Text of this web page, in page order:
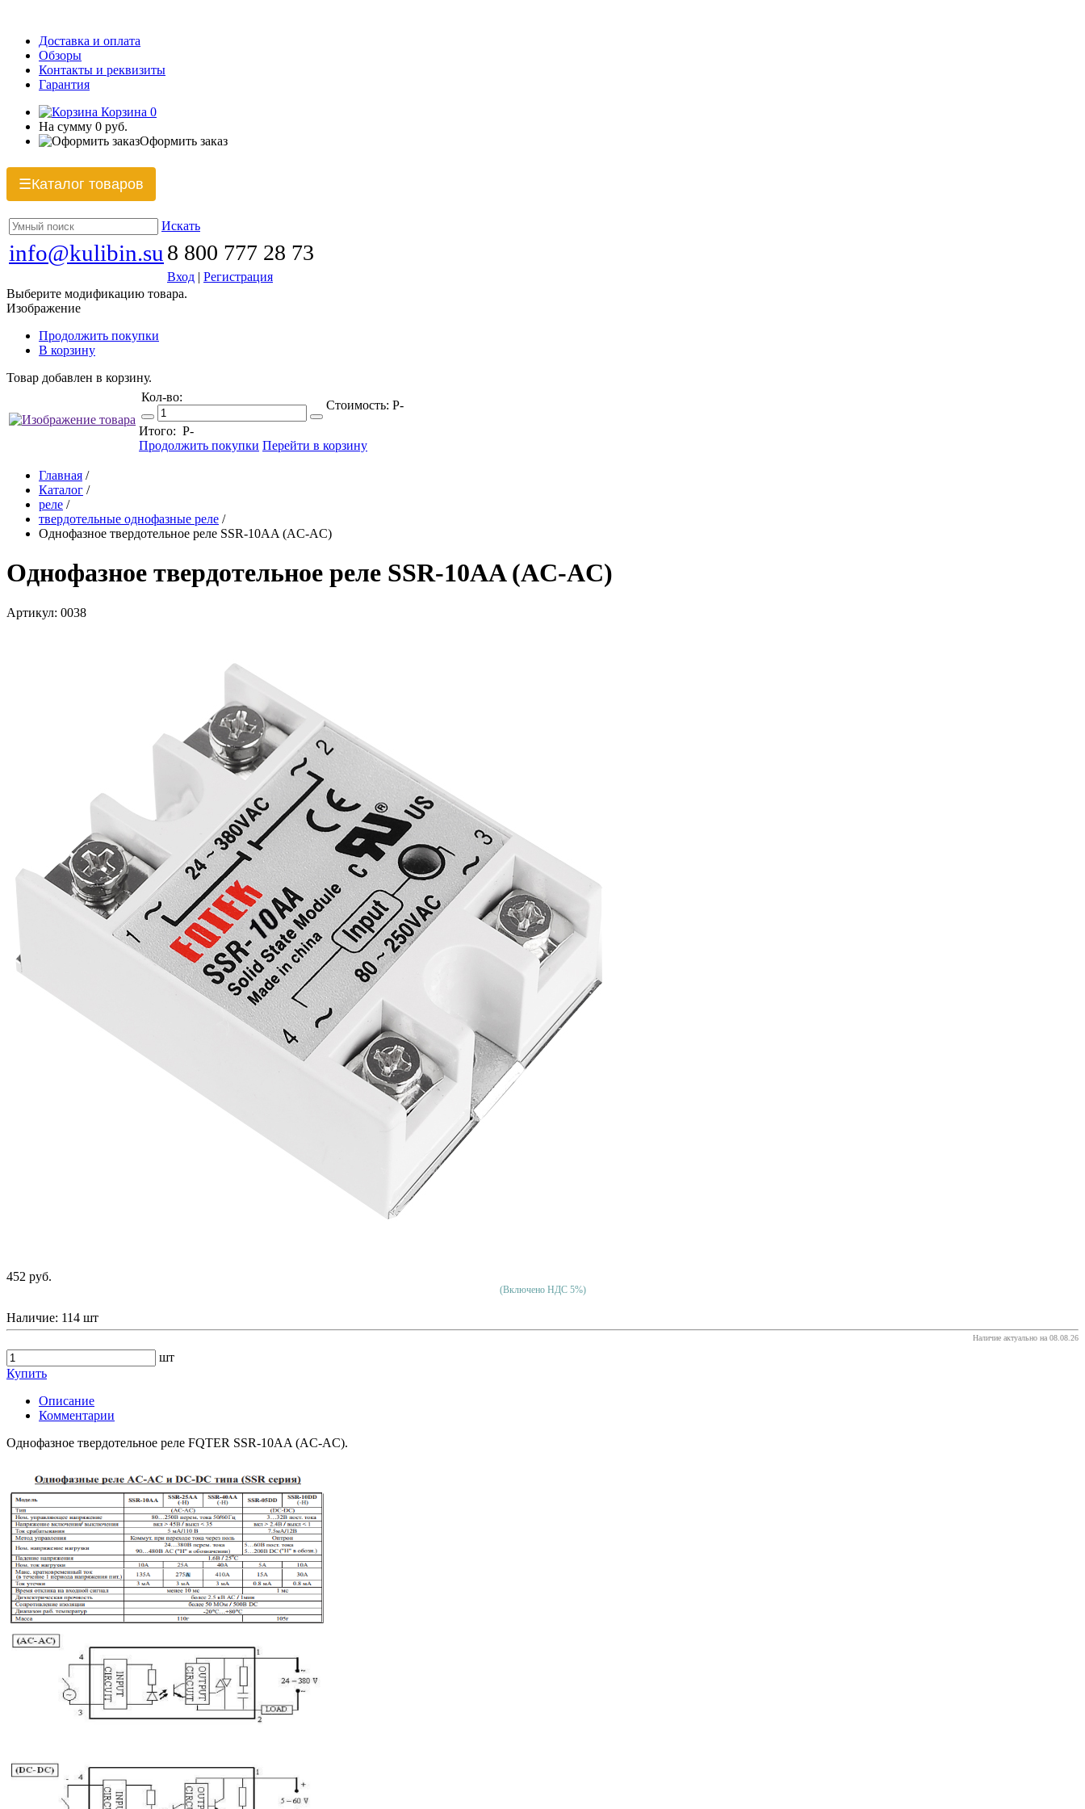
Доставка и оплата
Обзоры
Контакты и реквизиты
Гарантия
Корзина 0
На сумму 0 руб.
Оформить заказ
☰Каталог товаров
Искать
info@kulibin.su 8 800 777 28 73
Вход | Регистрация
Выберите модификацию товара.
Изображение
Продолжить покупки
В корзину
Товар добавлен в корзину.
Кол-во:
Стоимость: Р-
Итого: Р-
Продолжить покупки Перейти в корзину
Главная /
Каталог /
реле /
твердотельные однофазные реле /
Однофазное твердотельное реле SSR-10AA (AC-AC)
Однофазное твердотельное реле SSR-10AA (AC-AC)
Артикул: 0038
452 руб.
(Включено НДС 5%)
Наличие: 114 шт
Наличие актуально на 08.08.26
шт
Купить
Описание
Комментарии
Однофазное твердотельное реле FQTER SSR-10AA (AC-AC).